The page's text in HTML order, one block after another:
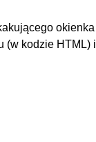
(w kodzie HTML)